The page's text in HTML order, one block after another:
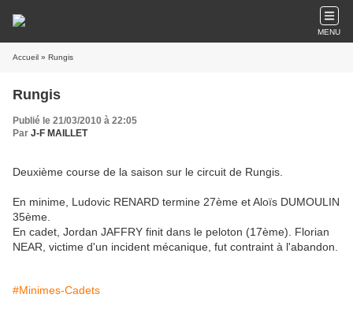
MENU
Accueil » Rungis
Rungis
Publié le 21/03/2010 à 22:05
Par J-F MAILLET
Deuxième course de la saison sur le circuit de Rungis.
En minime, Ludovic RENARD termine 27ème et Aloïs DUMOULIN
35ème.
En cadet, Jordan JAFFRY finit dans le peloton (17ème). Florian
NEAR, victime d'un incident mécanique, fut contraint à l'abandon.
#Minimes-Cadets